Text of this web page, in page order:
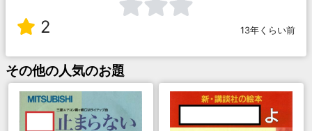
2 13年くらい前
その他の人気のお題